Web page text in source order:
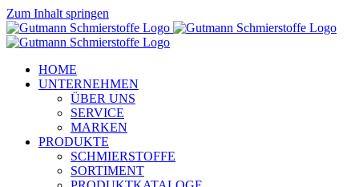
Zum Inhalt springen
HOME
UNTERNEHMEN
ÜBER UNS
SERVICE
MARKEN
PRODUKTE
SCHMIERSTOFFE
SORTIMENT